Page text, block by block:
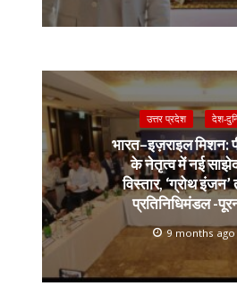
उत्तर प्रदेश देश-
भारत–इज़राइल मिशन:
के नेतृत्व में नई
विस्तार, ‘ग्रोथ
प्रतिनिधिमंडल -
9 months ago